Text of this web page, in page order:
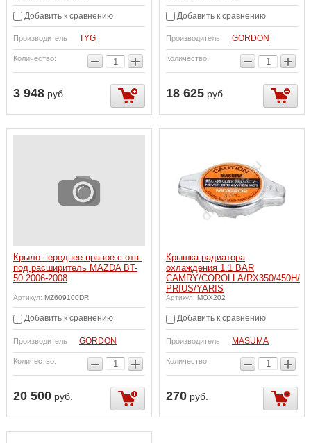
Добавить к сравнению
Производитель TYG
Количество: − +
3 948 руб.
Добавить к сравнению
Производитель GORDON
Количество: − +
18 625 руб.
Крыло переднее правое с отв.
под расширитель MAZDA BT-
50 2006-2008
Артикул: MZ609100DR
Добавить к сравнению
Производитель GORDON
Количество: − +
20 500 руб.
Крышка радиатора
охлаждения 1.1 BAR
CAMRY/COROLLA/RX350/450H/
PRIUS/YARIS
Артикул: MOX202
Добавить к сравнению
Производитель MASUMA
Количество: − +
270 руб.